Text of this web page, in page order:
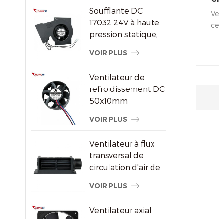
Soufflante DC
17032 24V à haute
pression statique,
refroidissement
VOIR PLUS
Ventilateur de
refroidissement DC
50x10mm
vitesse sans balais
appareils
électroniques
VOIR PLUS
Ventilateur à flux
transversal de
circulation d'air de
économiseur
plastique
VOIR PLUS
Ventilateur axial